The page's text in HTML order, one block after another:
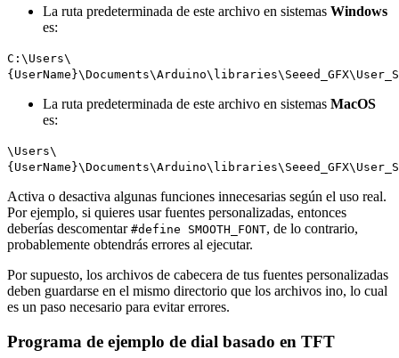
La ruta predeterminada de este archivo en sistemas Windows
es:
C:\Users\
La ruta predeterminada de este archivo en sistemas MacOS
es:
\Users\
Activa o desactiva algunas funciones innecesarias según el uso real.
Por ejemplo, si quieres usar fuentes personalizadas, entonces
deberías descomentar #define SMOOTH_FONT, de lo contrario,
probablemente obtendrás errores al ejecutar.
Por supuesto, los archivos de cabecera de tus fuentes personalizadas
deben guardarse en el mismo directorio que los archivos ino, lo cual
es un paso necesario para evitar errores.
Programa de ejemplo de dial basado en TFT